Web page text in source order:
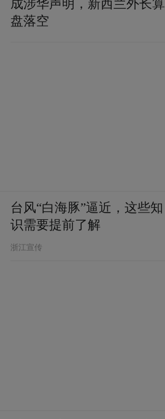
成涉华声明，新西兰外长算
盘落空
台风“白海豚”逼近，这些知
识需要提前了解
浙江宣传